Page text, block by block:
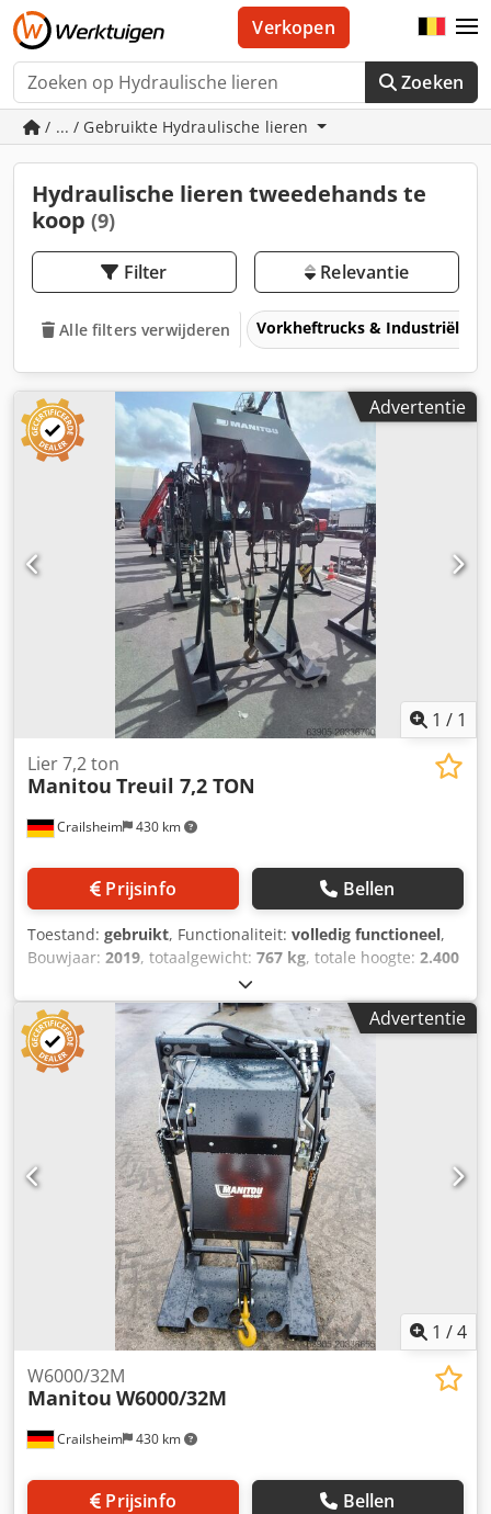
Zoeken
Verkopen
/ ... / Gebruikte Hydraulische lieren
Hydraulische lieren tweedehands te
koop (9)
Filter Relevantie
Alle filters verwijderen Vorkheftrucks & Industriële
Advertentie
1 / 1
Crailsheim 430 km
Lier 7,2 ton
Manitou Treuil 7,2 TON
Prijsinfo Bellen
Toestand: gebruikt, Functionaliteit: volledig functioneel,
Bouwjaar: 2019, totaalgewicht: 767 kg, totale hoogte: 2.400
1.200 mm, totale breedte:
draagvermogen:7.200 kg, Lier Fabrikant: Manitou Type:
Treuil 7,2 TON Bouwjaar: 2019 Hoogte (mm): 2.400 Dodpfx
Aoxpyb Rjqqjkr Lengte (mm): 1.200 Draagvermogen (kg):
7.200 Gewicht (kg): 767 Breedte (mm): 1.220
Advertentie
1 /4
Crailsheim 430 km
W6000/32M
Manitou W6000/32M
Prijsinfo Bellen